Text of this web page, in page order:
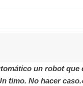
un robot
timo. No hacer